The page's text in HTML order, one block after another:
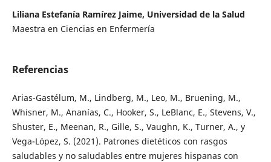
Liliana Estefanía Ramírez Jaime, Universidad de la Salud
Maestra en Ciencias en Enfermería
Referencias
Arias-Gastélum, M., Lindberg, M., Leo, M., Bruening, M.,
Whisner, M., Ananías, C., Hooker, S., LeBlanc, E., Stevens, V.,
Shuster, E., Meenan, R., Gille, S., Vaughn, K., Turner, A., y
Vega-López, S. (2021). Patrones dietéticos con rasgos
saludables y no saludables entre mujeres hispanas con